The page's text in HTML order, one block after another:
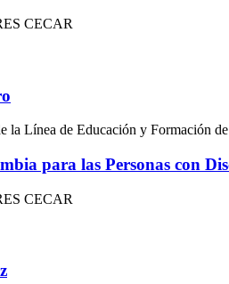
CECAR
la Línea de Educación y Formación
para las Personas con
CECAR